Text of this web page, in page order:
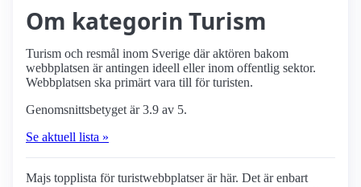
Om kategorin Turism
Turism och resmål inom Sverige där aktören bakom
webbplatsen är antingen ideell eller inom offentlig sektor.
Webbplatsen ska primärt vara till för turisten.
Genomsnittsbetyget är 3.9 av 5.
Se aktuell lista »
Majs topplista för turist­webbplatser är här. Det är enbart